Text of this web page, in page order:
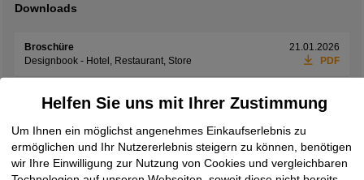
Downloads
Broschüre
Designbook - Hotel, Restaurant, Store
21.01.2026
PDF
Exclusives Interieur
PDF
Broschüre
Laminam Design Book 2026
08.06.2026
PDF
Helfen Sie uns mit Ihrer Zustimmung
Um Ihnen ein möglichst angenehmes Einkaufserlebnis zu
ermöglichen und Ihr Nutzererlebnis steigern zu können, benötigen
wir Ihre Einwilligung zur Nutzung von Cookies und vergleichbaren